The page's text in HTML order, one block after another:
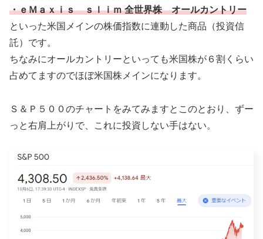
・ｅＭａｘｉｓ ｓｌｉｍ 全世界株 オールカントリー
といった米国メインの株価指数に連動した商品（投資信
託）です。
ちなみにオールカントリーといっても米国株が６割くらい
占めてますのでほぼ米国株メインになります。
Ｓ＆Ｐ５００のチャートをみてみますとこのとおり、ずー
っと右肩上がりで、これに投資しない手はない。